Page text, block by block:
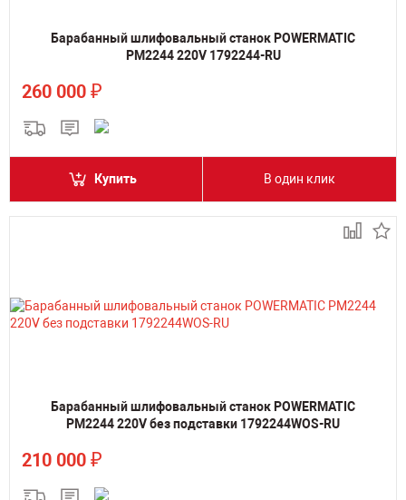
Барабанный шлифовальный станок POWERMATIC
PM2244 220V 1792244-RU
260 000 ₽
Купить В один клик
Барабанный шлифовальный станок POWERMATIC
PM2244 220V без подставки 1792244WOS-RU
210 000 ₽